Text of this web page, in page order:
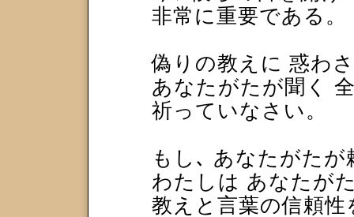
非常に重要である。
偽りの教えに 惑わ
あなたがたが聞く
祈っていなさい。
もし､ あなたがたが
わたしは あなたが
教えと言葉の信頼